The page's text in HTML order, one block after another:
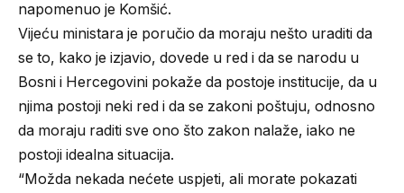
napomenuo je Komšić.
Vijeću ministara je poručio da moraju nešto uraditi da
se to, kako je izjavio, dovede u red i da se narodu u
Bosni i Hercegovini pokaže da postoje institucije, da u
njima postoji neki red i da se zakoni poštuju, odnosno
da moraju raditi sve ono što zakon nalaže, iako ne
postoji idealna situacija.
“Možda nekada nećete uspjeti, ali morate pokazati